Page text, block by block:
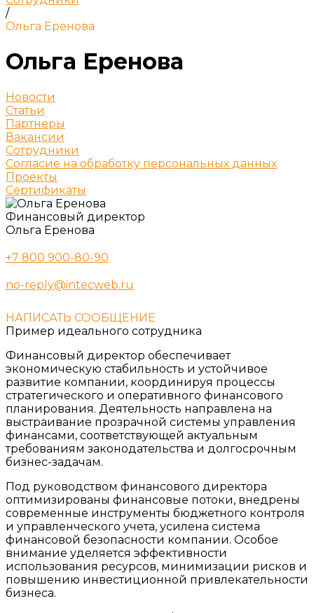
/
Ольга Еренова
Ольга Еренова
Новости
Статьи
Партнеры
Вакансии
Сотрудники
Согласие на обработку персональных данных
Проекты
Сертификаты
Финансовый директор
Ольга Еренова
+7 800 900-80-90
no-reply@intecweb.ru
НАПИСАТЬ СООБЩЕНИЕ
Пример идеального сотрудника
Финансовый директор обеспечивает
экономическую стабильность и устойчивое
развитие компании, координируя процессы
стратегического и оперативного финансового
планирования. Деятельность направлена на
выстраивание прозрачной системы управления
финансами, соответствующей актуальным
требованиям законодательства и долгосрочным
бизнес-задачам.
Под руководством финансового директора
оптимизированы финансовые потоки, внедрены
современные инструменты бюджетного контроля
и управленческого учета, усилена система
финансовой безопасности компании. Особое
внимание уделяется эффективности
использования ресурсов, минимизации рисков и
повышению инвестиционной привлекательности
бизнеса.